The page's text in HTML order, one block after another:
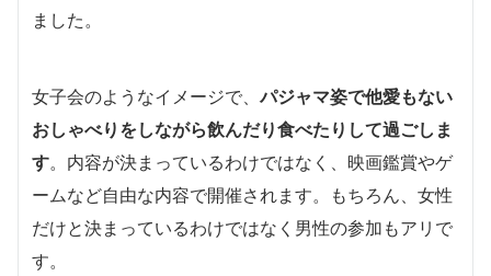
ました。
女子会のようなイメージで、パジャマ姿で他愛もない
おしゃべりをしながら飲んだり食べたりして過ごしま
す。内容が決まっているわけではなく、映画鑑賞やゲ
ームなど自由な内容で開催されます。もちろん、女性
だけと決まっているわけではなく男性の参加もアリで
す。